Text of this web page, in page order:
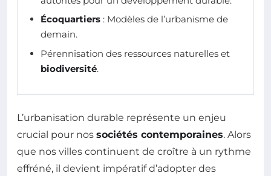
Écoquartiers : Modèles de l’urbanisme de
demain.
Pérennisation des ressources naturelles et
biodiversité.
L’urbanisation durable représente un enjeu
crucial pour nos sociétés contemporaines. Alors
que nos villes continuent de croître à un rythme
effréné, il devient impératif d’adopter des